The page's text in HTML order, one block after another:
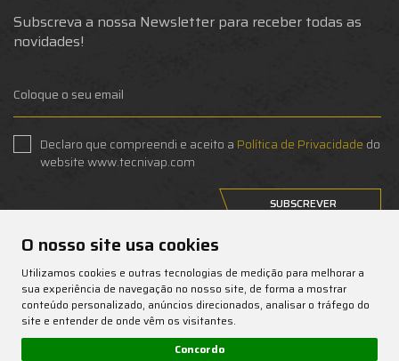
O nosso site usa cookies
Utilizamos cookies e outras tecnologias de medição para melhorar a
sua experiência de navegação no nosso site, de forma a mostrar
conteúdo personalizado, anúncios direcionados, analisar o tráfego do
site e entender de onde vêm os visitantes.
Concordo
Subscreva a nossa Newsletter para receber todas as
novidades!
Declaro que compreendi e aceito a Política de Privacidade do
website www.tecnivap.com
SUBSCREVER